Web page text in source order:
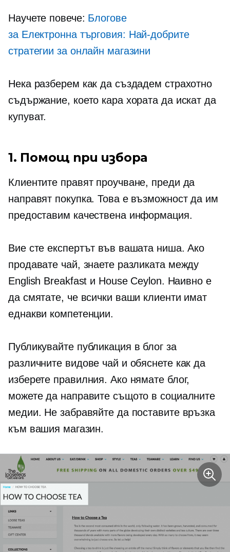
Научете повече: Блогове
за Електронна търговия: Най-добрите
стратегии за онлайн магазини
Нека разберем как да създадем страхотно
съдържание, което кара хората да искат да
купуват.
1. Помощ при избора
Клиентите правят проучване, преди да
направят покупка. Това е възможност да им
предоставим качествена информация.
Вие сте експертът във вашата ниша. Ако
продавате чай, знаете разликата между
English Breakfast и House Ceylon. Наивно е
да смятате, че всички ваши клиенти имат
еднакви компетенции.
Публикувайте публикация в блог за
различните видове чай и обяснете как да
изберете правилния. Ако нямате блог,
можете да направите същото в социалните
медии. Не забравяйте да поставите връзка
към вашия магазин.